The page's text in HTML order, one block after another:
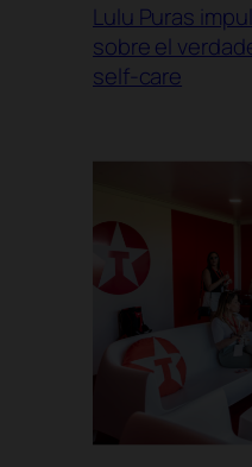
Lulu Puras
sobre el
self-care